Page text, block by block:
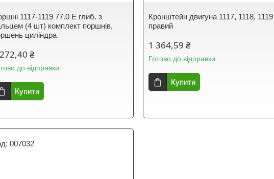
1117-1119 77.0 E глиб. з
(4 шт) комплект поршнів,
циліндра
₴
до відправки
Купити
Кронштейн двигуна 1117, 1118, 1119
правий
1 364,59 ₴
Готово до відправки
Купити
007032